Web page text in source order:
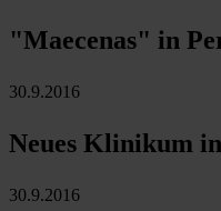
"Maecenas" in
30.9.2016
Neues Klinikum
30.9.2016